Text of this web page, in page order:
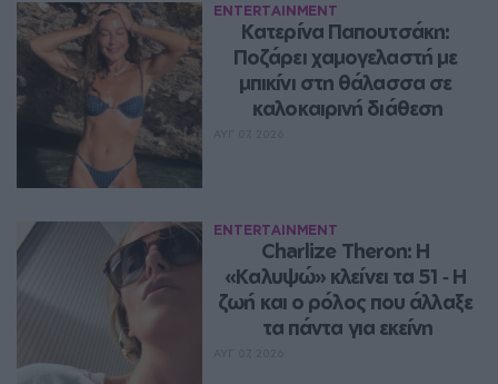
ENTERTAINMENT
Κατερίνα Παπουτσάκη:
Ποζάρει χαμογελαστή με
μπικίνι στη θάλασσα σε
καλοκαιρινή διάθεση
ENTERTAINMENT
Charlize Theron: Η
«Καλυψώ» κλείνει τα 51 ‑ H
ζωή και ο ρόλος που άλλαξε
τα πάντα για εκείνη